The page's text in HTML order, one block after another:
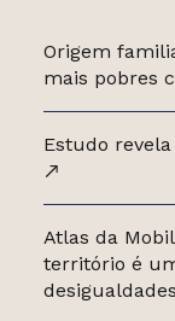
Origem
mais pobres
Estudo
Atlas da
território é
desigualdades